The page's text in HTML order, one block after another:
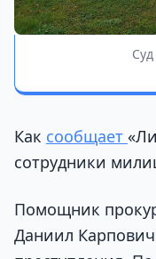
Как сообщает
сотрудники
Помощник
Даниил